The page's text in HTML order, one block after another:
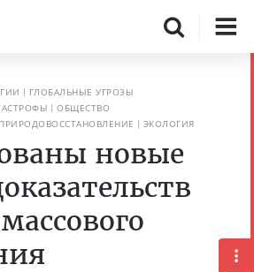
ГЛОБАЛЬНЫЕ УГРОЗЫ
ОБЩЕСТВО
ЭКОЛОГИЯ
новые